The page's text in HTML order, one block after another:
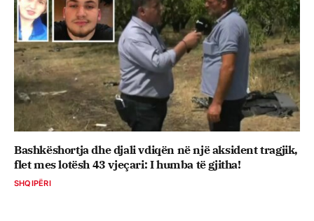
Bashkëshortja dhe djali vdiqën në një aksident tragjik,
flet mes lotësh 43 vjeçari: I humba të gjitha!
SHQIPËRI